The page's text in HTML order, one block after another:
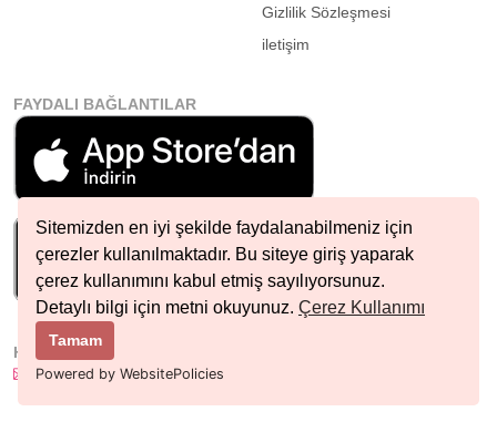
Sitemizden en iyi şekilde faydalanabilmeniz için
çerezler kullanılmaktadır. Bu siteye giriş yaparak
çerez kullanımını kabul etmiş sayılıyorsunuz.
Detaylı bilgi için metni okuyunuz. Çerez Kullanımı
Tamam
Powered by WebsitePolicies
Gizlilik Sözleşmesi
iletişim
FAYDALI BAĞLANTILAR
HIZLI İLETIŞIM
info@nobetcieczane.net